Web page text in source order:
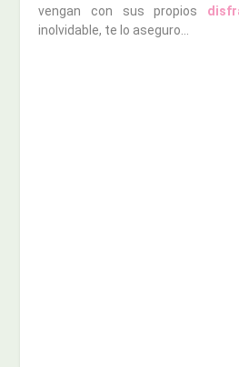
vengan con sus propios
inolvidable, te lo aseguro…